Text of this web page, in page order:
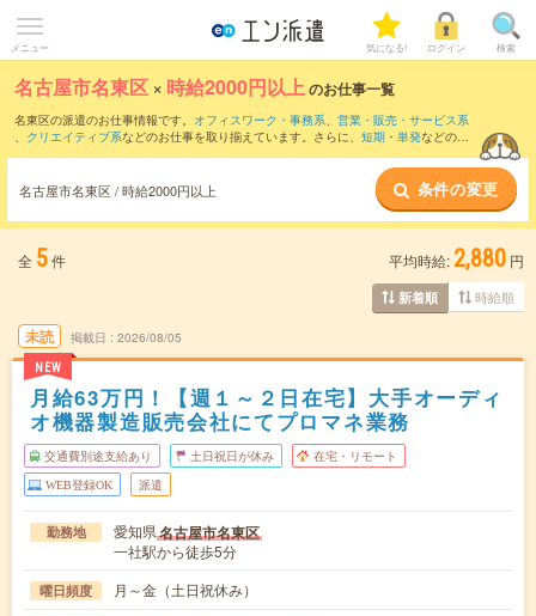
メニュー 気になる! ログイン 検索
名古屋市名東区 × 時給2000円以上のお仕事一覧
名東区の派遣のお仕事情報です。 オフィスワーク・事務系、 営業・販売・サービス系
、 クリエイティブ系などのお仕事を取り揃えています。さらに、 短期 ・ 単発などの期
名古屋市名東区 / 時給2000円以上 条件の変更
全 5件 平均時給: 2,880 円
新着順 時給順
未読
NEW
掲載日 2026/08/05
月給63万円！【週１～２日在宅】大手オーディ
オ機器製造販売会社にてプロマネ業務
交通費別途支給あり 土日祝日が休み 在宅・リモート
WEB登録OK 派遣
勤務地 愛知県名古屋市名東区
一社駅から徒歩5分
曜日頻度 月～金（土日祝休み）